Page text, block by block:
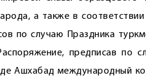
а также в
по случаю Праздника
предписав по
Ашхабад международный